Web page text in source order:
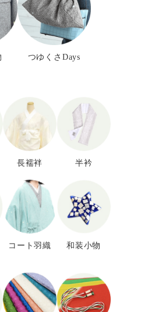
つゆくさDays
長襦袢 半衿
コート羽織 和装小物